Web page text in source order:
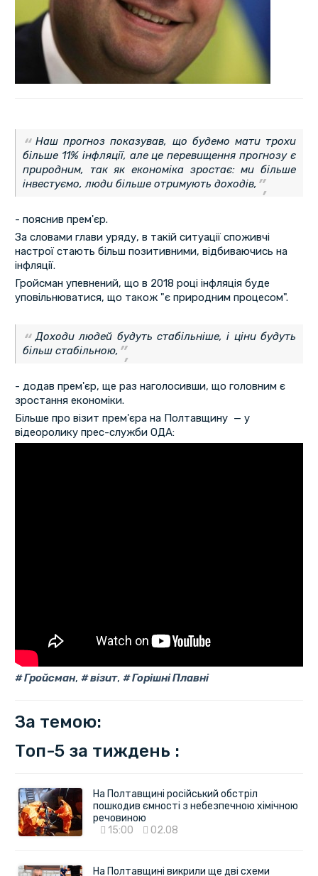
Наш прогноз показував, що будемо мати трохи
більше 11% інфляції, але це перевищення прогнозу є
природним, так як економіка зростає: ми більше
інвестуємо, люди більше отримують доходів,
- пояснив прем'єр.
За словами глави уряду, в такій ситуації споживчі
настрої стають більш позитивними, відбиваючись на
інфляції.
Гройсман упевнений, що в 2018 році інфляція буде
уповільнюватися, що також "є природним процесом".
Доходи людей будуть стабільніше, і ціни будуть
більш стабільною,
- додав прем'єр, ще раз наголосивши, що головним є
зростання економіки.
Більше про візит прем'єра на Полтавщину — у
відеоролику прес-служби ОДА:
Гройсман, візит, Горішні Плавні
За темою:
Топ-5 за тиждень :
На Полтавщині російський обстріл
пошкодив ємності з небезпечною хімічною
речовиною
15:00
02.08
На Полтавщині викрили ще дві схеми